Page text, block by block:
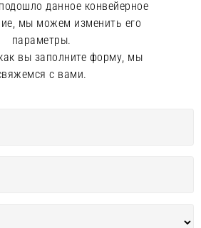
данное конвейерное
мы можем изменить его
параметры.
вы заполните форму, мы
с вами.